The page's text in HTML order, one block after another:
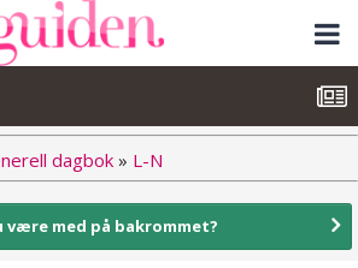
dagbok » L-N
være med på bakrommet?